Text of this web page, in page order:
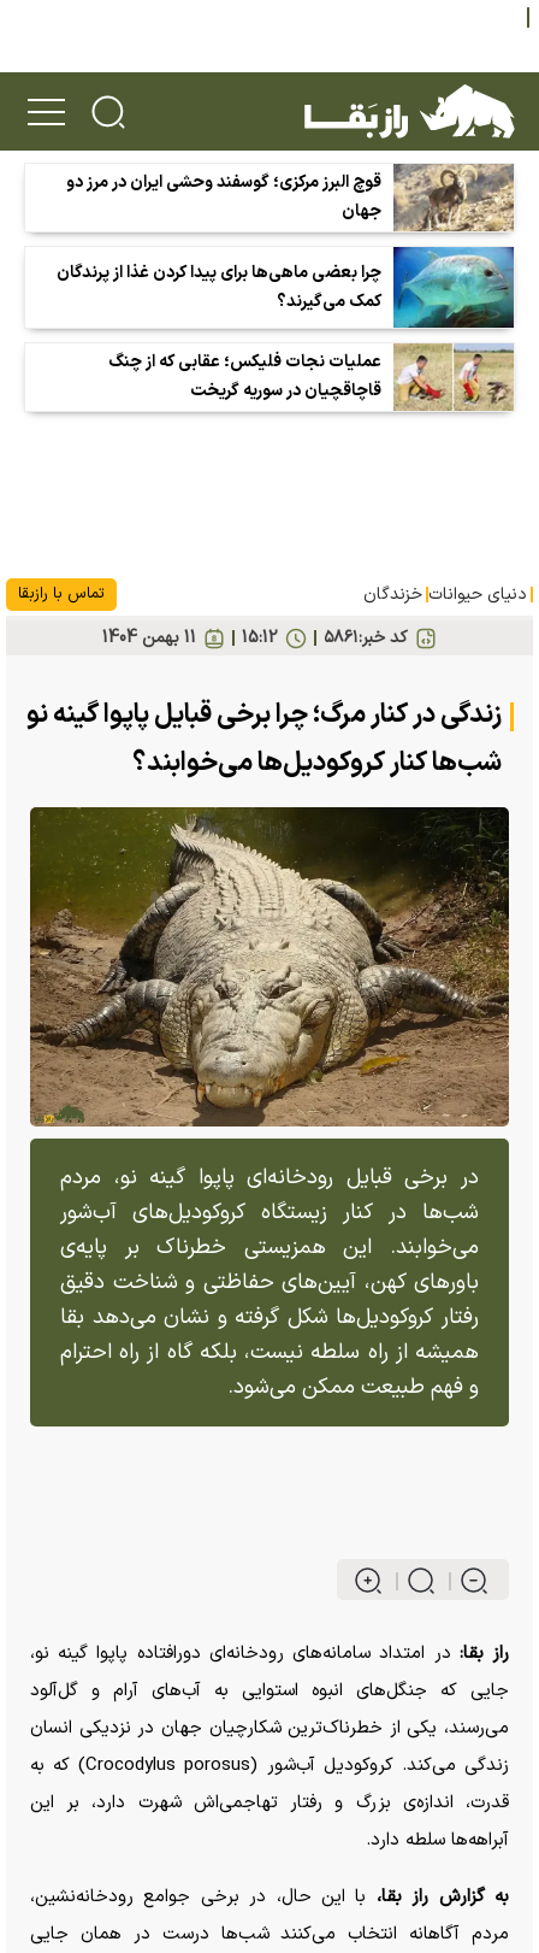
قوچ البرز مرکزی؛ گوسفند وحشی ایران در مرز دو
جهان
چرا بعضی ماهی‌ها برای پیدا کردن غذا از پرندگان
کمک می‌گیرند؟
عملیات نجات فلیکس؛ عقابی که از چنگ
قاچاقچیان در سوریه گریخت
دنیای حیوانات خزندگان تماس با رازبقا
کد خبر:۵۸۶۱ 11 بهمن 1404 15:12
زندگی در کنار مرگ؛ چرا برخی قبایل پاپوا گینه نو
شب‌ها کنار کروکودیل‌ها می‌خوابند؟
در برخی قبایل رودخانه‌ای پاپوا گینه نو، مردم
شب‌ها در کنار زیستگاه کروکودیل‌های آب‌شور
می‌خوابند. این همزیستی خطرناک بر پایه‌ی
باور‌های کهن، آیین‌های حفاظتی و شناخت دقیق
رفتار کروکودیل‌ها شکل گرفته و نشان می‌دهد بقا
همیشه از راه سلطه نیست، بلکه گاه از راه احترام
و فهم طبیعت ممکن می‌شود.
راز بقا: در امتداد سامانه‌های رودخانه‌ای دورافتاده پاپوا گینه نو،
جایی که جنگل‌های انبوه استوایی به آب‌های آرام و گل‌آلود
می‌رسند، یکی از خطرناک‌ترین شکارچیان جهان در نزدیکی انسان
زندگی می‌کند. کروکودیل آب‌شور (Crocodylus porosus) که به
قدرت، اندازه‌ی بزرگ و رفتار تهاجمی‌اش شهرت دارد، بر این
آبراهه‌ها سلطه دارد.
به گزارش راز بقا، با این حال، در برخی جوامع رودخانه‌نشین،
مردم آگاهانه انتخاب می‌کنند شب‌ها درست در همان جایی